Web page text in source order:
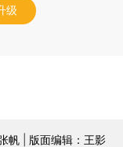
级
帆 | 版面编辑：王影